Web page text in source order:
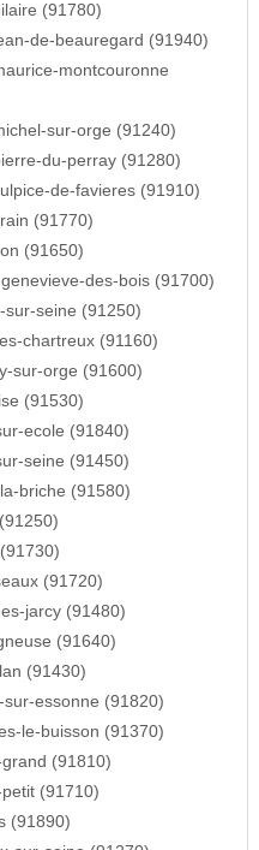
(91780)
de-beauregard (91940)
montcouronne
sur-orge (91240)
du-perray (91280)
de-favieres (91910)
(91770)
(91650)
des-bois (91700)
sur-seine (91250)
chartreux (91160)
sur-orge (91600)
(91530)
ecole (91840)
seine (91450)
briche (91580)
(91720)
jarcy (91480)
(91640)
(91430)
essonne (91820)
le-buisson (91370)
(91810)
(91710)
(91890)